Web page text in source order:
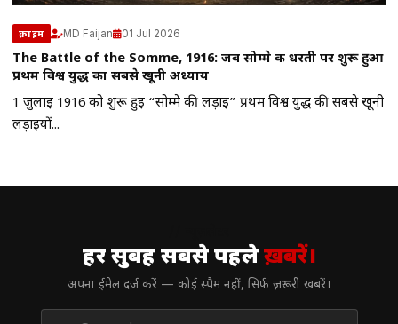
क्राइम MD Faijan 01 Jul 2026
The Battle of the Somme, 1916: जब सोम्मे की धरती पर शुरू हुआ
प्रथम विश्व युद्ध का सबसे खूनी अध्याय
1 जुलाई 1916 को शुरू हुई “सोम्मे की लड़ाई” प्रथम विश्व युद्ध की सबसे खूनी
लड़ाइयों...
हर सुबह सबसे पहलेख़बरें।
अपना ईमेल दर्ज करें — कोई स्पैम नहीं, सिर्फ ज़रूरी खबरें।